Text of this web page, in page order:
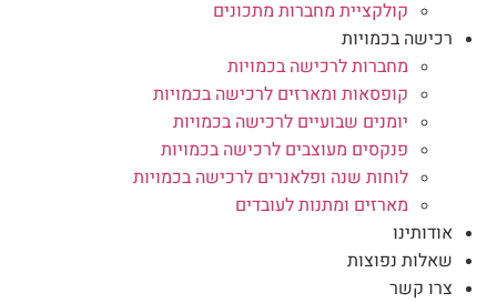
קולקציית מחברות מתכונים
רכישה בכמויות
מחברות לרכישה בכמויות
קופסאות ומארזים לרכישה בכמויות
יומנים שבועיים לרכישה בכמויות
פנקסים מעוצבים לרכישה בכמויות
לוחות שנה ופלאנרים לרכישה בכמויות
מארזים ומתנות לעובדים
אודותינו
שאלות נפוצות
צרו קשר